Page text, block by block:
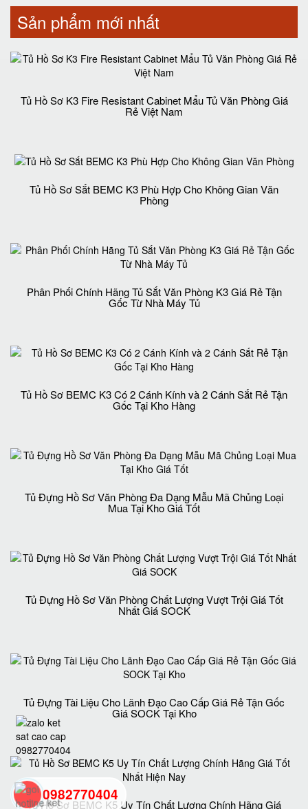
Sản phẩm mới nhất
Tủ Hồ Sơ K3 Fire Resistant Cabinet Mẩu Tủ Văn Phòng Giá
Rẻ Việt Nam
Tủ Hồ Sơ Sắt BEMC K3 Phù Hợp Cho Không Gian Văn
Phòng
Phân Phối Chính Hãng Tủ Sắt Văn Phòng K3 Giá Rẻ Tận
Gốc Từ Nhà Máy Tủ
Tủ Hồ Sơ BEMC K3 Có 2 Cánh Kính và 2 Cánh Sắt Rẻ Tận
Gốc Tại Kho Hàng
Tủ Đựng Hồ Sơ Văn Phòng Đa Dạng Mẫu Mã Chủng Loại
Mua Tại Kho Giá Tốt
Tủ Đựng Hồ Sơ Văn Phòng Chất Lượng Vượt Trội Giá Tốt
Nhất Giá SOCK
Tủ Đựng Tài Liệu Cho Lãnh Đạo Cao Cấp Giá Rẻ Tận Gốc
Giá SOCK Tại Kho
Tủ Hồ Sơ BEMC K5 Uy Tín Chất Lượng Chính Hãng Giá
0982770404